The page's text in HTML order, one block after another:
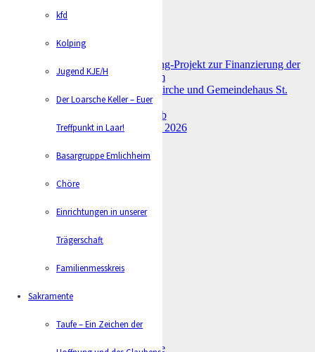
kfd
Kolping
Jugend KJE/H
Der Loarsche Keller – Euer
Treffpunkt in Laar!
Basargruppe Emlichheim
Chöre
Einrichtungen in unserer
Trägerschaft
Familienmesskreis
Sakramente
Taufe – Ein Zeichen der
Aktuelles
Umbau St. Joseph – Crowdfunding-Projekt zur Finanzierung der
Einrichtung im Kleingruppenraum
Feierliche Wiedereröffnung der Kirche und Gemeindehaus St.
Familienmesse – Ab in den Urlaub
Spielplatzgottesdienst am 17. Mai 2026
Letzter Pfarrbrief
Kontakt
info@kath-niedergrafschaft.de